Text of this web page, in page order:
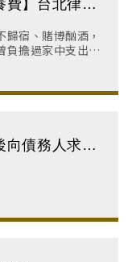
費】台北律師
宿、賭博酗酒，
負擔過家中支出，
時期父母離異，
人斷絕往來。
向債務人求